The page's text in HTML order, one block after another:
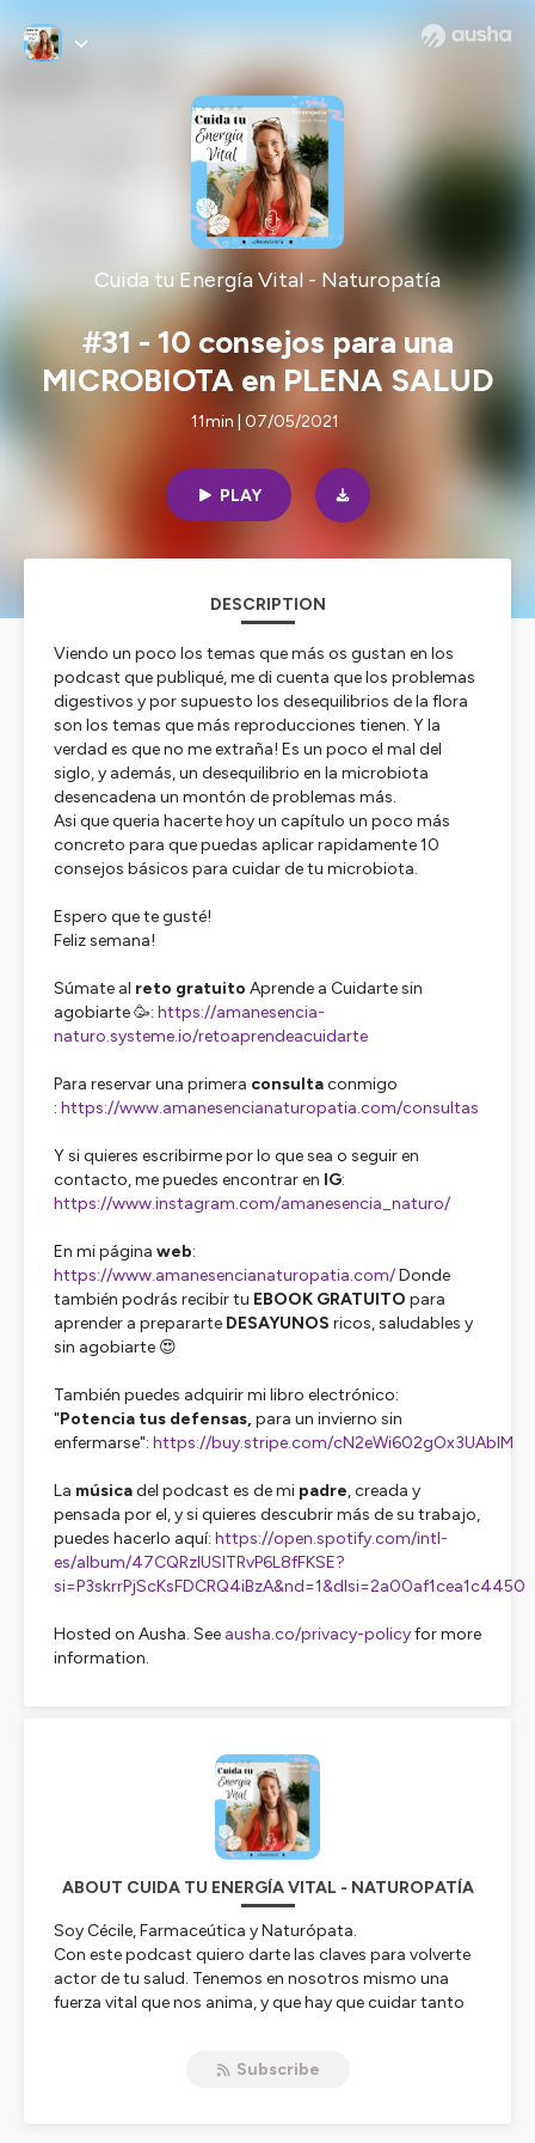
Cuida tu Energía Vital - Naturopatía
#31 - 10 consejos para una
MICROBIOTA en PLENA SALUD
11min | 07/05/2021
PLAY
DESCRIPTION
Viendo un poco los temas que más os gustan en los
podcast que publiqué, me di cuenta que los problemas
digestivos y por supuesto los desequilibrios de la flora
son los temas que más reproducciones tienen. Y la
verdad es que no me extraña! Es un poco el mal del
siglo, y además, un desequilibrio en la microbiota
desencadena un montón de problemas más.
Asi que queria hacerte hoy un capítulo un poco más
concreto para que puedas aplicar rapidamente 10
consejos básicos para cuidar de tu microbiota.
Espero que te gusté!
Feliz semana!
Súmate al reto gratuito Aprende a Cuidarte sin
agobiarte 🥳: https://amanesencia-
naturo.systeme.io/retoaprendeacuidarte
Para reservar una primera consultaconmigo
: https://www.amanesencianaturopatia.com/consultas
Y si quieres escribirme por lo que sea o seguir en
contacto, me puedes encontrar en IG:
https://www.instagram.com/amanesencia_naturo/
En mi página web:
https://www.amanesencianaturopatia.com/Donde
también podrás recibir tu EBOOK GRATUITO para
aprender a prepararte DESAYUNOS ricos, saludables y
sin agobiarte 😍
También puedes adquirir mi libro electrónico:
"Potencia tus defensas, para un invierno sin
enfermarse": https://buy.stripe.com/cN2eWi602gOx3UAbIM
La músicadel podcast es de mi padre, creada y
pensada por el, y si quieres descubrir más de su trabajo,
puedes hacerlo aquí: https://open.spotify.com/intl-
es/album/47CQRzlUSlTRvP6L8fFKSE?
si=P3skrrPjScKsFDCRQ4iBzA&nd=1&dlsi=2a00af1cea1c4450
Hosted on Ausha. See ausha.co/privacy-policyfor more
information.
ABOUT CUIDA TU ENERGÍA VITAL - NATUROPATÍA
Soy Cécile, Farmaceútica y Naturópata.
Con este podcast quiero darte las claves para volverte
actor de tu salud. Tenemos en nosotros mismo una
fuerza vital que nos anima, y que hay que cuidar tanto
Soy francesa y vivo ahora en España, donde encuentro
Subscribe